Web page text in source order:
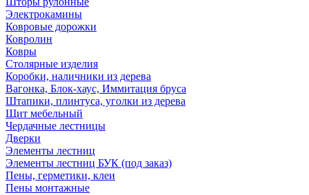
Электрокамины
Ковровые дорожки
Ковролин
Ковры
Столярные изделия
Коробки, наличники из дерева
Вагонка, Блок-хаус, Иммитация бруса
Штапики, плинтуса, уголки из дерева
Щит мебельный
Чердачные лестницы
Дверки
Элементы лестниц
Элементы лестниц БУК (под заказ)
Пены, герметики, клеи
Пены монтажные